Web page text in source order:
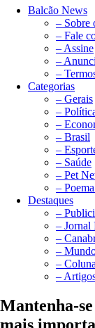
Balcão News
– Sobre
– Fale
– Assine
–
–
Categorias
– Gerais
–
–
– Brasil
–
– Saúde
– Pet
–
Destaques
–
– Jornal
–
–
–
–
Mantenha-